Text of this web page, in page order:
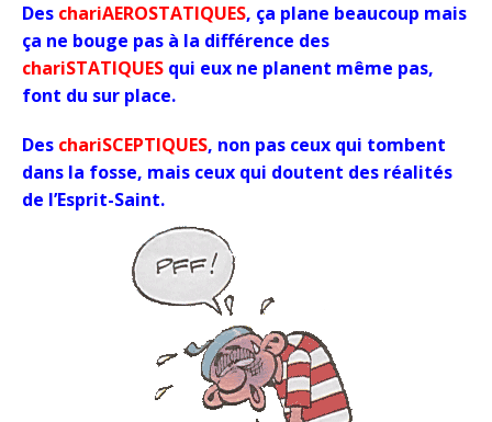
Des chariAEROSTATIQUES, ça plane beaucoup mais
ça ne bouge pas à la différence des
chariSTATIQUES qui eux ne planent même pas,
font du sur place.
Des chariSCEPTIQUES, non pas ceux qui tombent
dans la fosse, mais ceux qui doutent des réalités
de l’Esprit-Saint.